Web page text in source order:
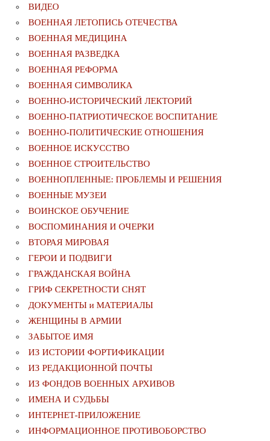
ВИДЕО
ВОЕННАЯ ЛЕТОПИСЬ ОТЕЧЕСТВА
ВОЕННАЯ МЕДИЦИНА
ВОЕННАЯ РАЗВЕДКА
ВОЕННАЯ РЕФОРМА
ВОЕННАЯ СИМВОЛИКА
ВОЕННО-ИСТОРИЧЕСКИЙ ЛЕКТОРИЙ
ВОЕННО-ПАТРИОТИЧЕСКОЕ ВОСПИТАНИЕ
ВОЕННО-ПОЛИТИЧЕСКИE ОТНОШЕНИЯ
ВОЕННОЕ ИСКУССТВО
ВОЕННОЕ СТРОИТЕЛЬСТВО
ВОЕННОПЛЕННЫЕ: ПРОБЛЕМЫ И РЕШЕНИЯ
ВОЕННЫЕ МУЗЕИ
ВОИНСКОЕ ОБУЧЕНИЕ
ВОСПОМИНАНИЯ И ОЧЕРКИ
ВТОРАЯ МИРОВАЯ
ГЕРОИ И ПОДВИГИ
ГРАЖДАНСКАЯ ВОЙНА
ГРИФ СЕКРЕТНОСТИ СНЯТ
ДОКУМЕНТЫ и МАТЕРИАЛЫ
ЖЕНЩИНЫ В АРМИИ
ЗАБЫТОЕ ИМЯ
ИЗ ИСТОРИИ ФОРТИФИКАЦИИ
ИЗ РЕДАКЦИОННОЙ ПОЧТЫ
ИЗ ФОНДОВ ВОЕННЫХ АРХИВОВ
ИМЕНА И СУДЬБЫ
ИНТЕРНЕТ-ПРИЛОЖЕНИЕ
ИНФОРМАЦИОННОЕ ПРОТИВОБОРСТВО